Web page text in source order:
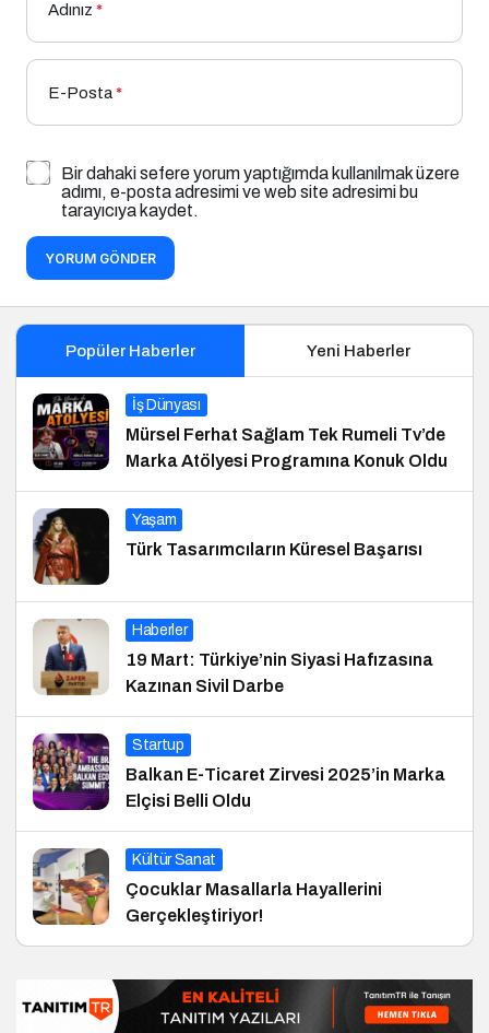
Adınız *
E-Posta*
Bir dahaki sefere yorum yaptığımda kullanılmak üzere
adımı, e-posta adresimi ve web site adresimi bu
tarayıcıya kaydet.
YORUM GÖNDER
Popüler Haberler Yeni Haberler
İş Dünyası
Mürsel Ferhat Sağlam Tek Rumeli Tv’de
Marka Atölyesi Programına Konuk Oldu
Yaşam
Türk Tasarımcıların Küresel Başarısı
Haberler
19 Mart: Türkiye’nin Siyasi Hafızasına
Kazınan Sivil Darbe
Startup
Balkan E-Ticaret Zirvesi 2025’in Marka
Elçisi Belli Oldu
Kültür Sanat
Çocuklar Masallarla Hayallerini
Gerçekleştiriyor!